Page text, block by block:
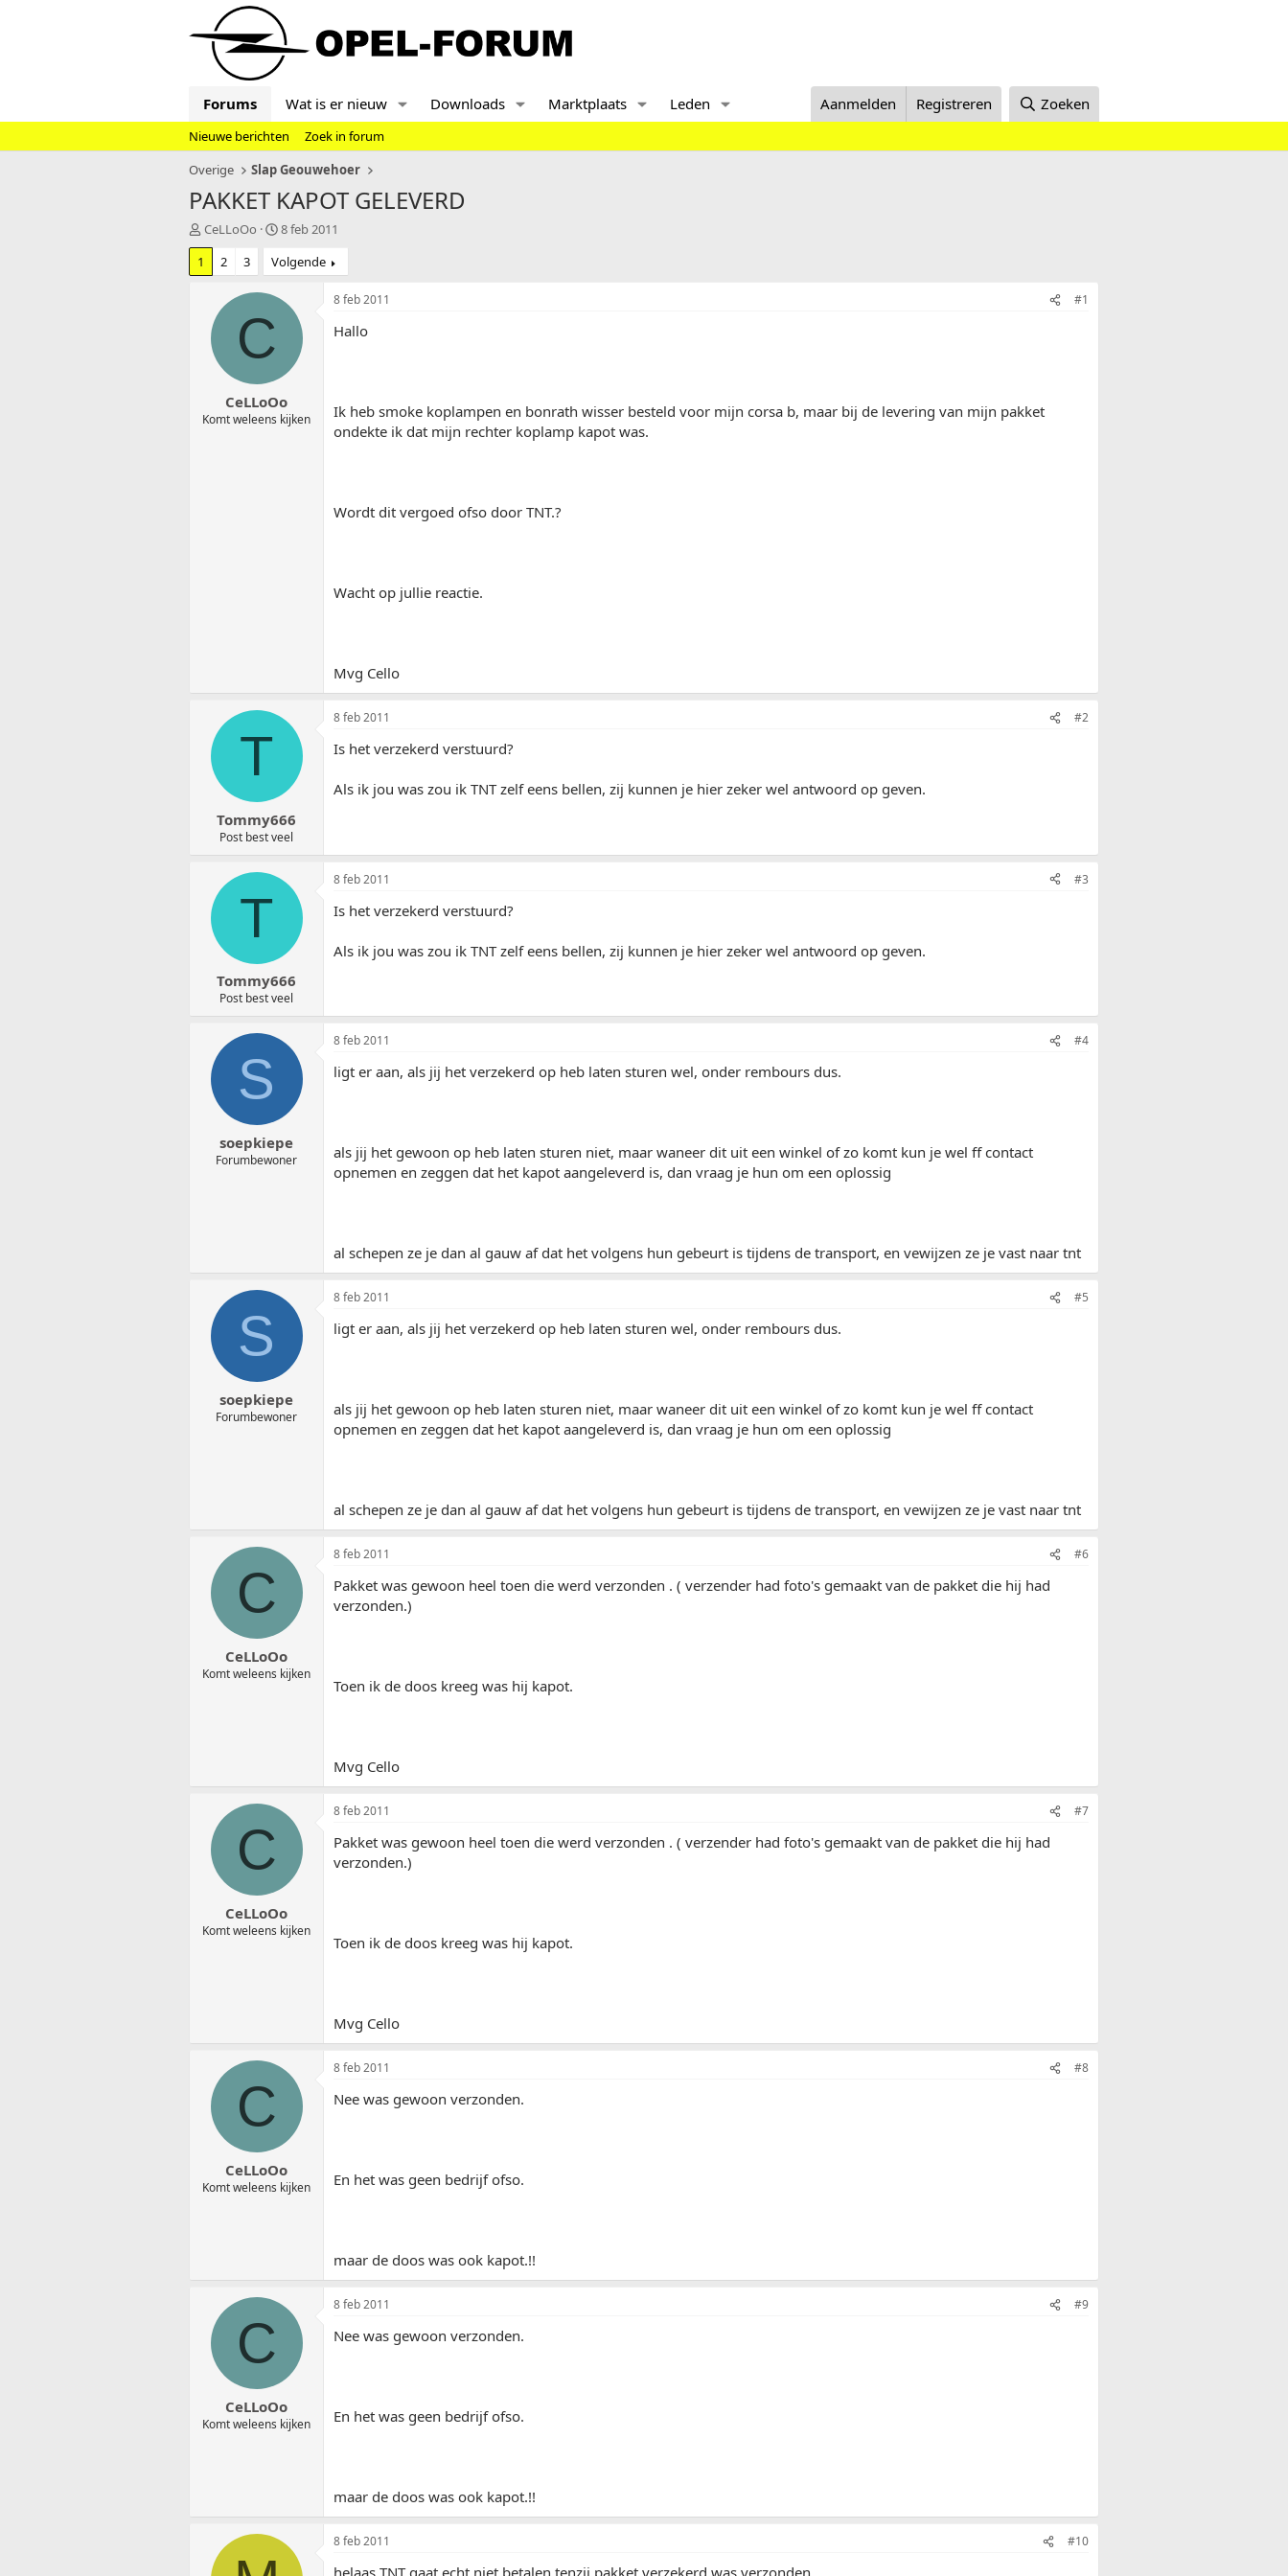
Forums Wat is er nieuw Downloads Marktplaats Leden Aanmelden Registreren Zoeken
Nieuwe berichten
Zoek in forum
Overige
Slap Geouwehoer
PAKKET KAPOT GELEVERD
T
o
i
r
CeLLoOo
S
a
r
t
m
8 feb 2011
1
2 3 Volgende
C
CeLLoOo
Komt weleens kijken
8 feb 2011 #1
Hallo
Ik heb smoke koplampen en bonrath wisser besteld voor mijn corsa b, maar bij de levering van mijn pakket
ondekte ik dat mijn rechter koplamp kapot was.
Wordt dit vergoed ofso door TNT.?
Wacht op jullie reactie.
Mvg Cello
T
Tommy666
Post best veel
8 feb 2011 #2
Is het verzekerd verstuurd?
Als ik jou was zou ik TNT zelf eens bellen, zij kunnen je hier zeker wel antwoord op geven.
T
Tommy666
Post best veel
8 feb 2011 #3
Is het verzekerd verstuurd?
Als ik jou was zou ik TNT zelf eens bellen, zij kunnen je hier zeker wel antwoord op geven.
S
soepkiepe
Forumbewoner
8 feb 2011 #4
ligt er aan, als jij het verzekerd op heb laten sturen wel, onder rembours dus.
als jij het gewoon op heb laten sturen niet, maar waneer dit uit een winkel of zo komt kun je wel ff contact
opnemen en zeggen dat het kapot aangeleverd is, dan vraag je hun om een oplossig
al schepen ze je dan al gauw af dat het volgens hun gebeurt is tijdens de transport, en vewijzen ze je vast naar tnt
S
soepkiepe
Forumbewoner
8 feb 2011 #5
ligt er aan, als jij het verzekerd op heb laten sturen wel, onder rembours dus.
als jij het gewoon op heb laten sturen niet, maar waneer dit uit een winkel of zo komt kun je wel ff contact
opnemen en zeggen dat het kapot aangeleverd is, dan vraag je hun om een oplossig
al schepen ze je dan al gauw af dat het volgens hun gebeurt is tijdens de transport, en vewijzen ze je vast naar tnt
C
CeLLoOo
Komt weleens kijken
8 feb 2011 #6
Pakket was gewoon heel toen die werd verzonden . ( verzender had foto's gemaakt van de pakket die hij had
verzonden.)
Toen ik de doos kreeg was hij kapot.
Mvg Cello
C
CeLLoOo
Komt weleens kijken
8 feb 2011 #7
Pakket was gewoon heel toen die werd verzonden . ( verzender had foto's gemaakt van de pakket die hij had
verzonden.)
Toen ik de doos kreeg was hij kapot.
Mvg Cello
C
CeLLoOo
Komt weleens kijken
8 feb 2011 #8
Nee was gewoon verzonden.
En het was geen bedrijf ofso.
maar de doos was ook kapot.!!
C
CeLLoOo
Komt weleens kijken
8 feb 2011 #9
Nee was gewoon verzonden.
En het was geen bedrijf ofso.
maar de doos was ook kapot.!!
8 feb 2011 #10